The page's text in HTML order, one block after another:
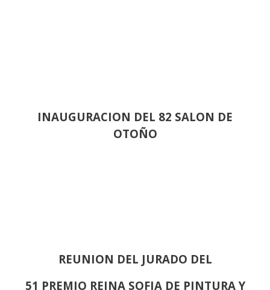
INAUGURACION DEL 82 SALON DE
OTOÑO
REUNION DEL JURADO DEL
51 PREMIO REINA SOFIA DE PINTURA Y